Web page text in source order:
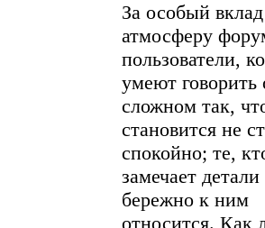
За особый
атмосферу
пользователи,
умеют говорить
сложном так,
становится не
спокойно; те,
замечает
бережно к ним
относится. Как